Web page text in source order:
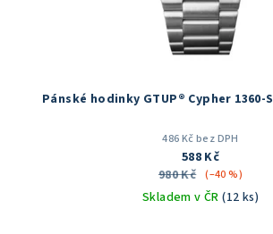
Pánské hodinky GTUP® Cypher 1360-S
486 Kč bez DPH
588 Kč
980 Kč (–40 %)
Skladem v ČR(12 ks)